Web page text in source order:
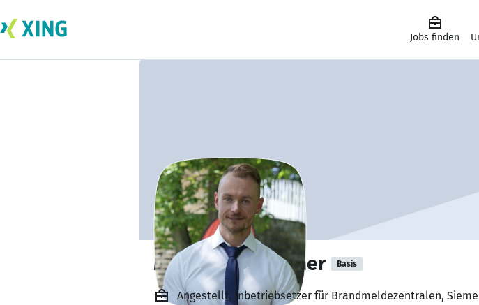
Jobs finden
Marcel Schumacher Basis
Angestellt, Inbetriebsetzer für Brandmeldezentralen,